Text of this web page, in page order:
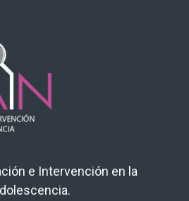
e Intervención en la